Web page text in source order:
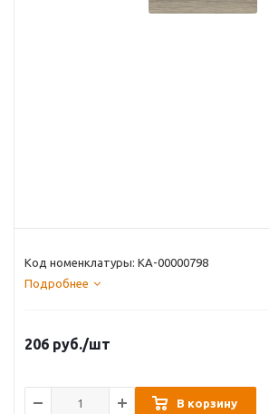
Код номенклатуры: КА-00000798
Подробнее
206 руб./шт
В корзину